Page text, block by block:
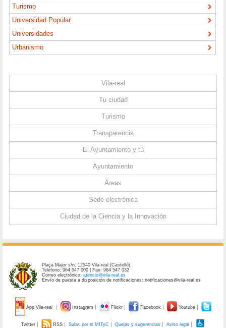
Turismo
Universidad Popular
Universidades
Urbanismo
Vila-real
Tu ciudad
Turismo
Transparencia
El Ayuntamiento y tú
Ayuntamiento
Áreas
Sede electrónica
Ciudad de la Ciencia y la Innovación
Plaça Major s/n. 12540 Vila-real (Castelló)
Teléfono: 964 547 000 | Fax: 964 547 032
Correo electrónico:atencio@vila-real.es
Envío de puesta a disposición de notificaciones: notificaciones@vila-real.es
App Vila-real Instagram Flickr Facebook Youtube
Twitter RSS Subv. por el MITyC Quejas y sugerencias
Aviso legal